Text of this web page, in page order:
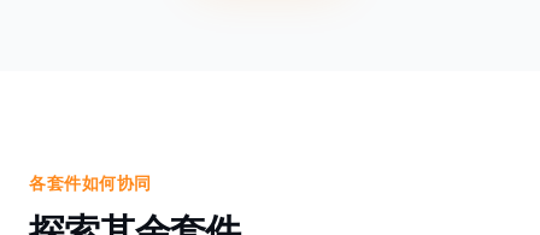
各套件如何协同